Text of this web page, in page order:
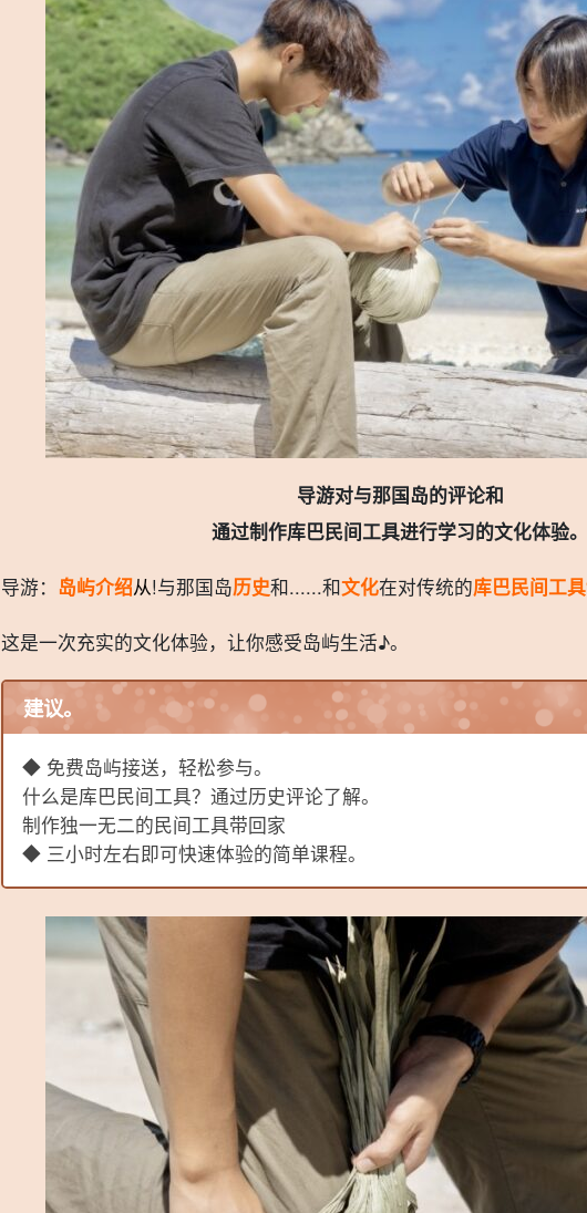
导游对与那国岛的评论和
通过制作库巴民间工具进行学习的文化体验。
导游： 岛屿介绍从!与那国岛历史和......和文化在对传统的库巴民间工
这是一次充实的文化体验，让你感受岛屿生活♪。
建议。
◆ 免费岛屿接送，轻松参与。
什么是库巴民间工具？通过历史评论了解。
制作独一无二的民间工具带回家
◆ 三小时左右即可快速体验的简单课程。